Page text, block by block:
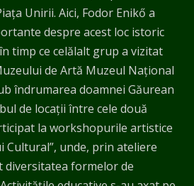
Unirii. Aici, Fodor Enikő a
despre acest loc istoric
timp ce celălalt grup a vizitat
de Artă Muzeul Național
îndrumarea doamnei Găurean
de locații între cele două
la workshopurile artistice
Cultural”, unde, prin ateliere
diversitatea formelor de